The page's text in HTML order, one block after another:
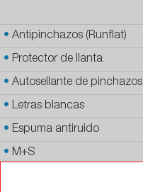
• Antipinchazos (Runflat)
• Protector de llanta
• Autosellante de pinchazos
• Letras blancas
• Espuma antiruido
• M+S